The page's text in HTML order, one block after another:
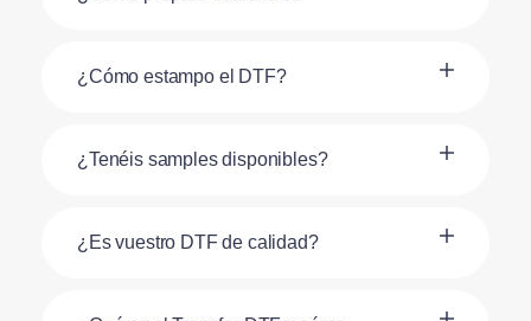
¿Cómo estampo el DTF?
¿Tenéis samples disponibles?
¿Es vuestro DTF de calidad?